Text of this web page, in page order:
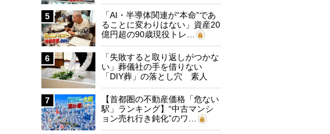
5
「AI・半導体関連が“本命”であ
ることに変わりはない」資産20
億円超の90歳現役トレ…
6
「失敗すると取り返しがつかな
い」葬儀社の手を借りない
「DIY葬」の落とし穴 素人
に…
7
【首都圏の不動産価格「危ない
駅」ランキング】“中古マンシ
ョン売れ行き鈍化”のワ…